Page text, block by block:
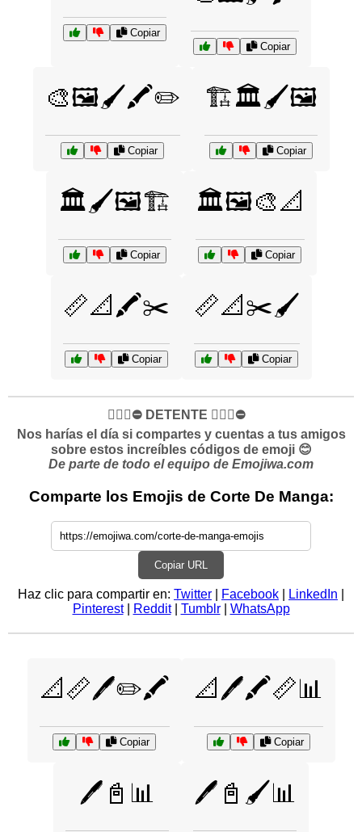
Copiar
Copiar
🎨🖼️🖌️🖍️✏️
Copiar
🏗️🏛️🖌️🖼️
Copiar
🏛️🖌️🖼️🏗️
Copiar
🏛️🖼️🎨📐
Copiar
📏📐🖍️✂️
Copiar
📏📐✂️🖌️
Copiar
✋🏻🛑⛔️ DETENTE ✋🏻🛑⛔️
Nos harías el día si compartes y cuentas a tus amigos
sobre estos increíbles códigos de emoji 😊
De parte de todo el equipo de Emojiwa.com
Comparte los Emojis de Corte De Manga:
Copiar URL
Haz clic para compartir en: Twitter Facebook LinkedIn
Pinterest| Reddit| Tumblr| WhatsApp
📐📏🖊️✏️🖍️
Copiar
📐🖊️🖍️📏📊
Copiar
🖊️📓📊 🖊️📓🖌️📊